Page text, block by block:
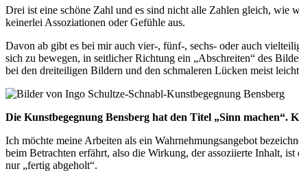
Drei ist eine schöne Zahl und es sind nicht alle Zahlen gleich, wie
keinerlei Assoziationen oder Gefühle aus.
Davon ab gibt es bei mir auch vier-, fünf-, sechs- oder auch
sich zu bewegen, in seitlicher Richtung ein „Abschreiten“ des
bei den dreiteiligen Bildern und den schmaleren Lücken meist
Die Kunstbegegnung Bensberg hat den Titel „Sinn machen“.
Ich möchte meine Arbeiten als ein Wahrnehmungsangebot
beim Betrachten erfährt, also die Wirkung, der assoziierte Inhalt,
nur „fertig abgeholt“.